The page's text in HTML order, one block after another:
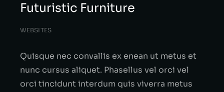
Futuristic Furniture
WEBSITES
Quisque nec convallis ex enean ut metus et
nunc cursus aliquet. Phasellus vel orci vel
orci tincidunt interdum quis viverra metus